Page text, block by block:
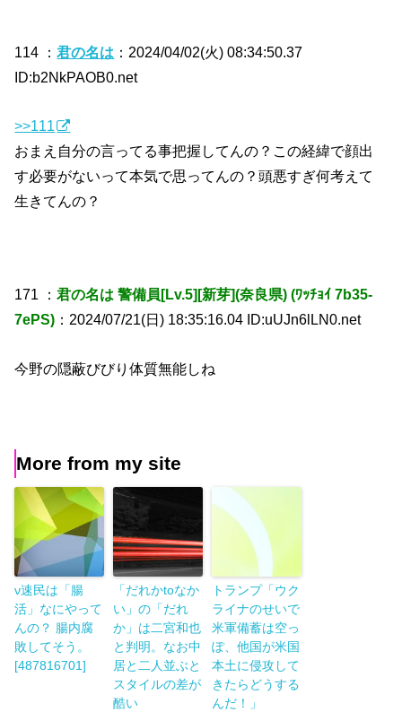
114 ：君の名は ：2024/04/02(火) 08:34:50.37
ID:b2NkPAOB0.net
>>111
おまえ自分の言ってる事把握してんの？この経緯で顔出
す必要がないって本気で思ってんの？頭悪すぎ何考えて
生きてんの？
171 ：君の名は 警備員[Lv.5][新芽](奈良県) (ﾜｯﾁｮｲ 7b35-
7ePS) ：2024/07/21(日) 18:35:16.04 ID:uUJn6lLN0.net
今野の隠蔽びびり体質無能しね
More from my site
ν速民は「腸
活」なにやって
んの？ 腸内腐
敗してそう。
[487816701]
「だれかtoなか
い」の「だれ
か」は二宮和也
と判明。なお中
居と二人並ぶと
スタイルの差が
酷い
トランプ「ウク
ライナのせいで
米軍備蓄は空っ
ぽ、他国が米国
本土に侵攻して
きたらどうする
んだ！」